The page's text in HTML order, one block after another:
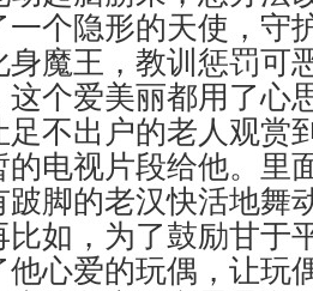
一个隐形的天使，守
魔王，教训惩罚可
个爱美丽都用了心
足不出户的老人观赏
电视片段给他。里
脚的老汉快活地舞
如，为了鼓励甘于
他心爱的玩偶，让玩